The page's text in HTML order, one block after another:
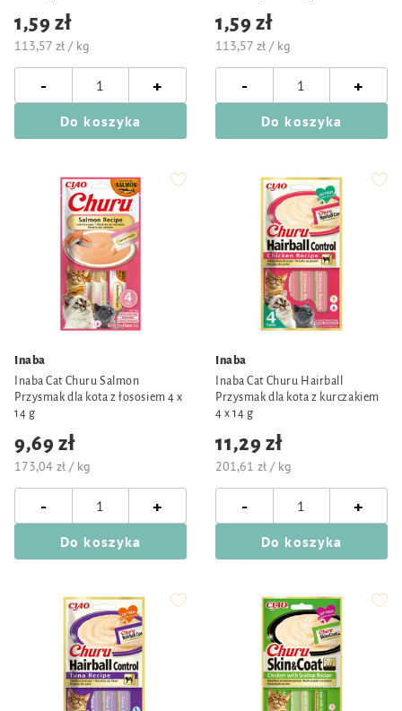
1,59 zł
113,57 zł / kg
- +
Do koszyka
1,59 zł
113,57 zł / kg
- +
Do koszyka
Inaba
Inaba Cat Churu Salmon
Przysmak dla kota z łososiem 4 x
14 g
9,69 zł
173,04 zł / kg
- +
Do koszyka
Inaba
Inaba Cat Churu Hairball
Przysmak dla kota z kurczakiem
4 x 14 g
11,29 zł
201,61 zł / kg
- +
Do koszyka